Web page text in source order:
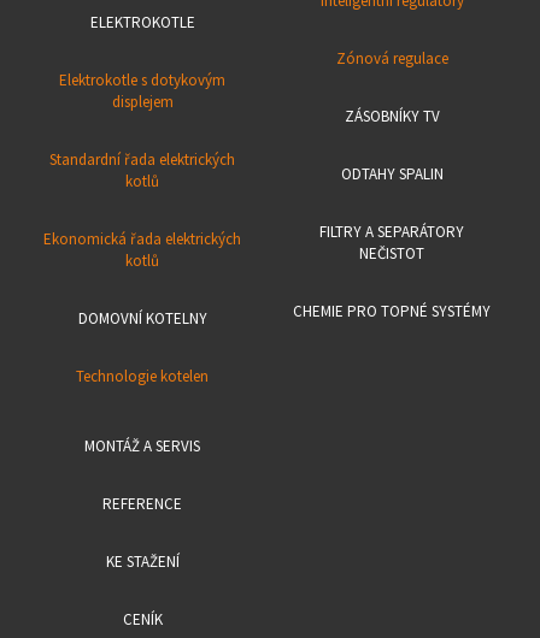
ELEKTROKOTLE
Elektrokotle s dotykovým
displejem
Standardní řada elektrických
kotlů
Ekonomická řada elektrických
kotlů
DOMOVNÍ KOTELNY
Technologie kotelen
Zónová regulace
ZÁSOBNÍKY TV
ODTAHY SPALIN
FILTRY A SEPARÁTORY
NEČISTOT
CHEMIE PRO TOPNÉ SYSTÉMY
MONTÁŽ A SERVIS
REFERENCE
KE STAŽENÍ
CENÍK